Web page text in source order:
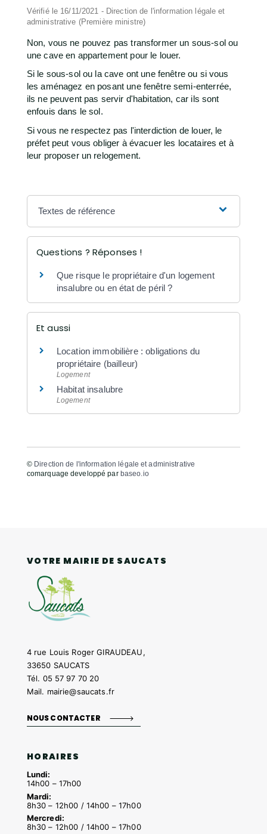
Vérifié le 16/11/2021 - Direction de l'information légale et
administrative (Première ministre)
Non, vous ne pouvez pas transformer un sous-sol ou
une cave en appartement pour le louer.
Si le sous-sol ou la cave ont une fenêtre ou si vous
les aménagez en posant une fenêtre semi-enterrée,
ils ne peuvent pas servir d'habitation, car ils sont
enfouis dans le sol.
Si vous ne respectez pas l'interdiction de louer, le
préfet peut vous obliger à évacuer les locataires et à
leur proposer un relogement.
Textes de référence
Questions ? Réponses !
Que risque le propriétaire d'un logement
insalubre ou en état de péril ?
Et aussi
Location immobilière : obligations du
propriétaire (bailleur)
Logement
Habitat insalubre
Logement
© Direction de l'information légale et administrative
comarquage developpé par baseo.io
VOTRE MAIRIE DE SAUCATS
4 rue Louis Roger GIRAUDEAU,
33650 SAUCATS
Tél. 05 57 97 70 20
Mail. mairie@saucats.fr
NOUS CONTACTER
HORAIRES
Lundi:
14h00 – 17h00
Mardi:
8h30 – 12h00 / 14h00 – 17h00
Mercredi:
8h30 – 12h00 / 14h00 – 17h00